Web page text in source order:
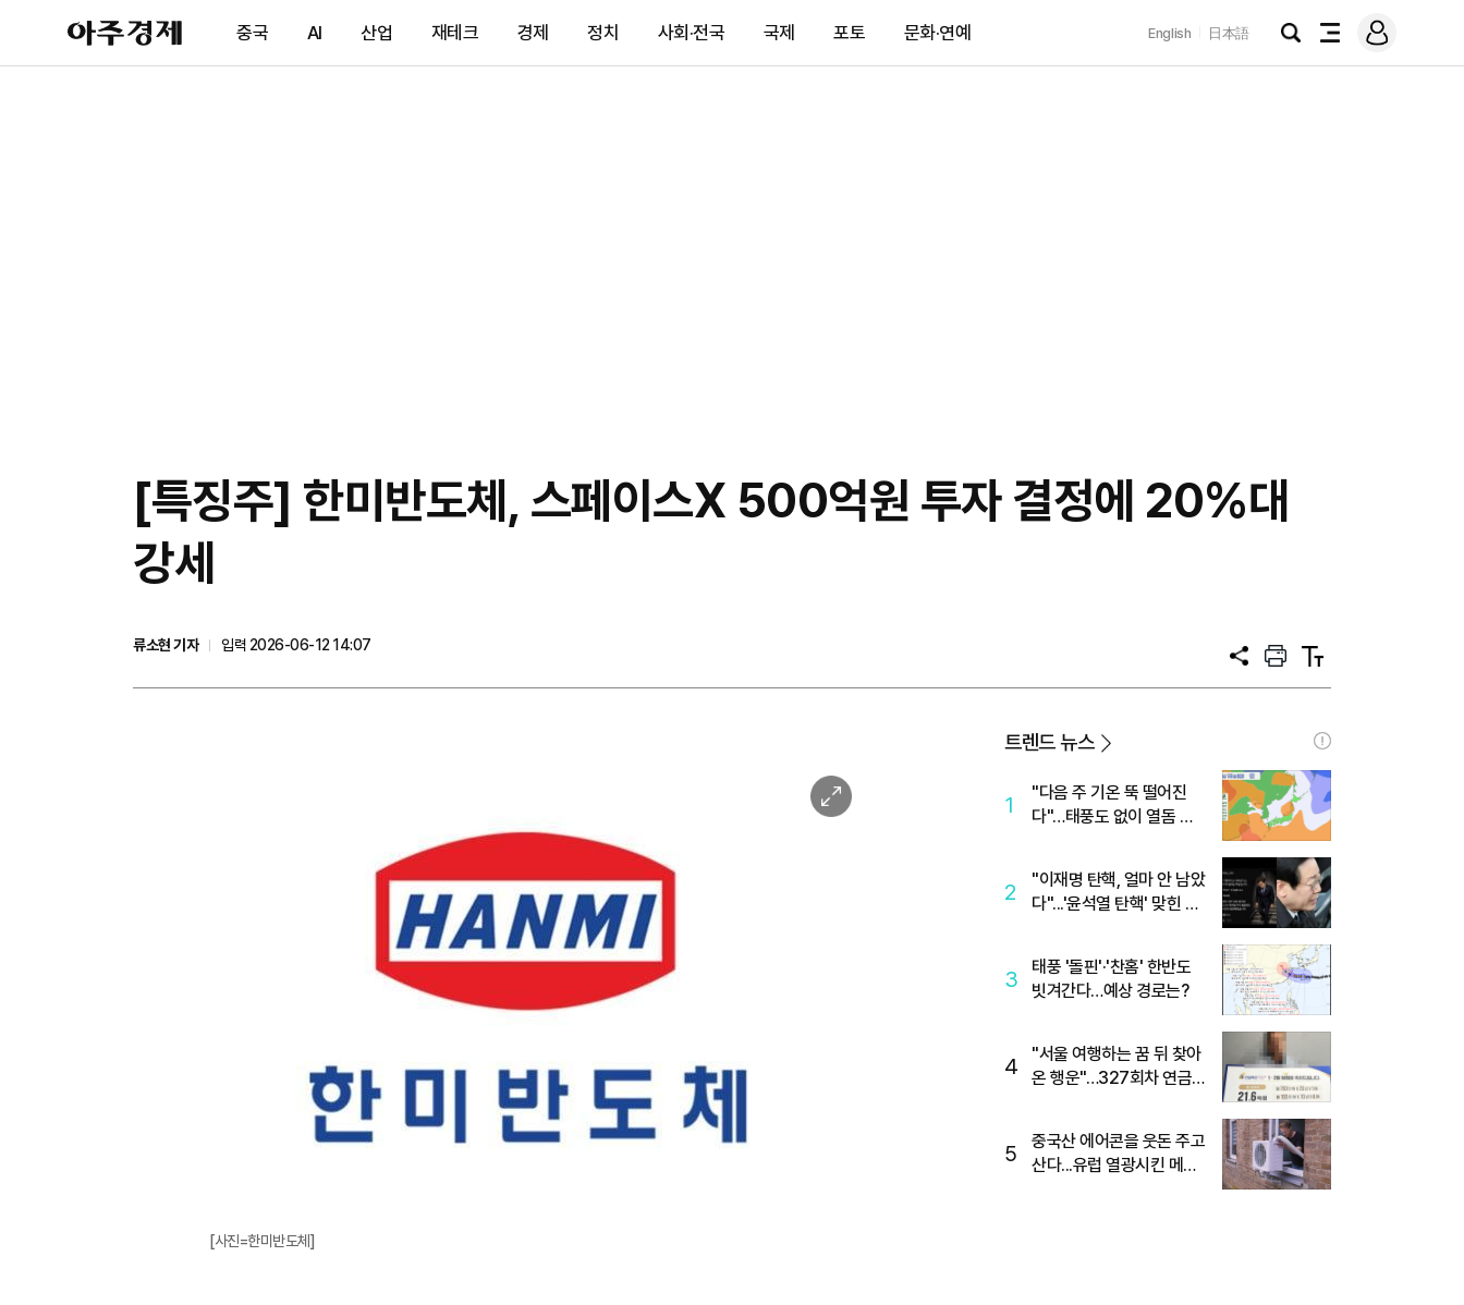
아
주
제
중국 AI 산업 재테크 경제 정치 사회·전국 국제 포토 문화·연예 English 日本語
검
전
메
그
[특징주] 한미반도체, 스페이스X 500억원 투자 결정에 20%대
강세
류소현 기자
입력 2026-06-12 14:07
공
프
트
텍
트
이
미
[사진=한미반도체]
트렌드 뉴스
1
"다음 주 기온 뚝 떨어진
다"…태풍도 없이 열돔 박
2
"이재명 탄핵, 얼마 안 남았
다"...'윤석열 탄핵' 맞힌 무
3
태풍 '돌핀'·'찬홈' 한반도
빗겨간다…예상 경로는?
4
"서울 여행하는 꿈 뒤 찾아
온 행운"…327회차 연금
5
중국산 에어콘을 웃돈 주고
산다...유럽 열광시킨 메이